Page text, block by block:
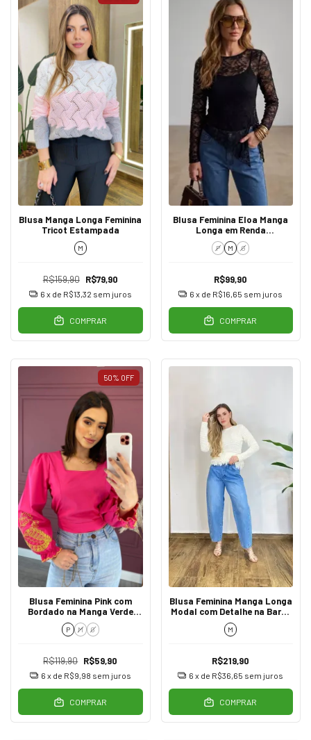
Blusa Manga Longa Feminina
Tricot Estampada
M
R$159,90 R$79,90
6 x de R$13,32 sem juros
COMPRAR
Blusa Feminina Eloa Manga
Longa em Renda
Transparente Black
P M G
R$99,90
6 x de R$16,65 sem juros
COMPRAR
50% OFF
Blusa Feminina Pink com
Bordado na Manga Verde
Lima
P M G
R$119,90 R$59,90
6 x de R$9,98 sem juros
COMPRAR
Blusa Feminina Manga Longa
Modal com Detalhe na Barra
Off White
M
R$219,90
6 x de R$36,65 sem juros
COMPRAR